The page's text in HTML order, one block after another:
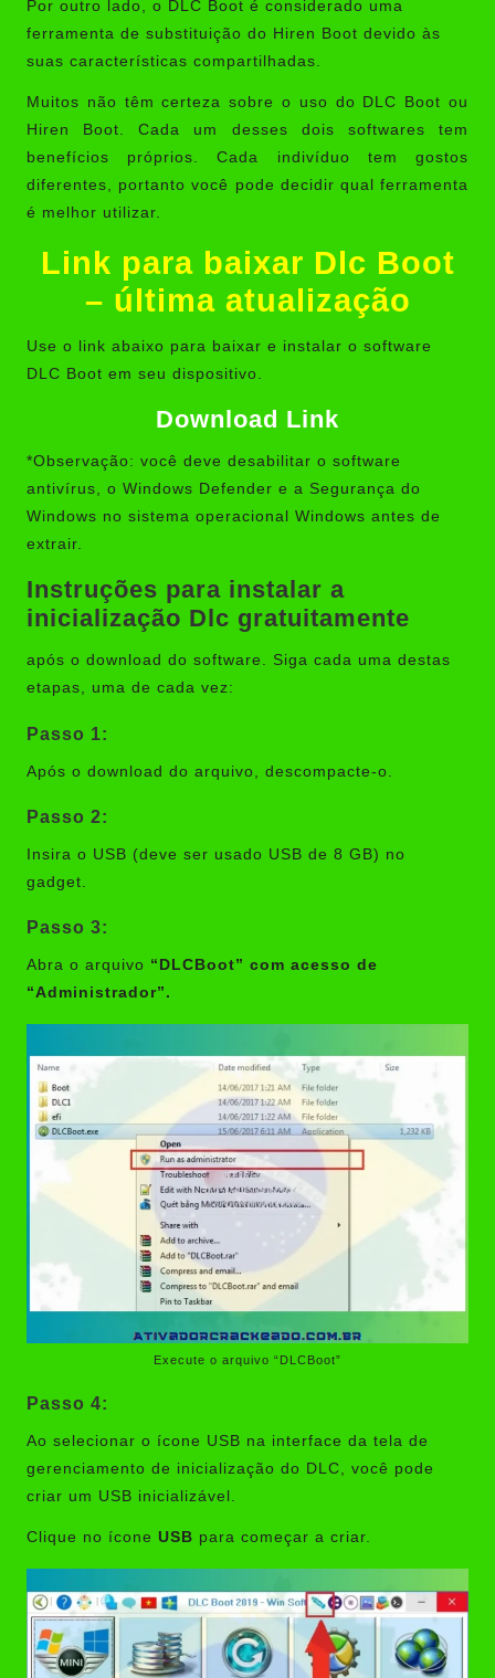
Por outro lado, o DLC Boot é considerado uma
ferramenta de substituição do Hiren Boot devido às
suas características compartilhadas.
Muitos não têm certeza sobre o uso do DLC Boot ou
Hiren Boot. Cada um desses dois softwares tem
benefícios próprios. Cada indivíduo tem gostos
diferentes, portanto você pode decidir qual ferramenta
é melhor utilizar.
Link para baixar Dlc Boot
– última atualização
Use o link abaixo para baixar e instalar o software
DLC Boot em seu dispositivo.
Download Link
*Observação: você deve desabilitar o software
antivírus, o Windows Defender e a Segurança do
Windows no sistema operacional Windows antes de
extrair.
Instruções para instalar a
inicialização Dlc gratuitamente
após o download do software. Siga cada uma destas
etapas, uma de cada vez:
Passo 1:
Após o download do arquivo, descompacte-o.
Passo 2:
Insira o USB (deve ser usado USB de 8 GB) no
gadget.
Passo 3:
Abra o arquivo “DLCBoot” com acesso de
“Administrador”.
Execute o arquivo “DLCBoot”
Passo 4:
Ao selecionar o ícone USB na interface da tela de
gerenciamento de inicialização do DLC, você pode
criar um USB inicializável.
Clique no ícone USB para começar a criar.